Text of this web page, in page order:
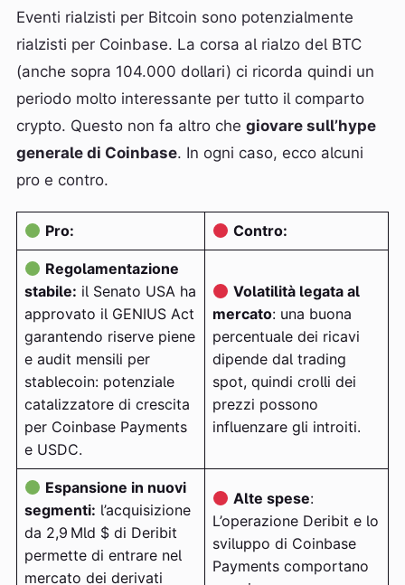
Eventi rialzisti per Bitcoin sono potenzialmente
rialzisti per Coinbase. La corsa al rialzo del BTC
(anche sopra 104.000 dollari) ci ricorda quindi un
periodo molto interessante per tutto il comparto
crypto. Questo non fa altro che giovare sull’hype
generale di Coinbase. In ogni caso, ecco alcuni
pro e contro.
Pro: Contro:
Regolamentazione
stabile: il Senato USA ha
approvato il GENIUS Act
garantendo riserve piene
e audit mensili per
stablecoin: potenziale
catalizzatore di crescita
per Coinbase Payments
e USDC.
Volatilità legata al
mercato: una buona
percentuale dei ricavi
dipende dal trading
spot, quindi crolli dei
prezzi possono
influenzare gli introiti.
Espansione in nuovi
segmenti: l’acquisizione
da 2,9 Mld $ di Deribit
permette di entrare nel
mercato dei derivati
Alte spese:
L’operazione Deribit e lo
sviluppo di Coinbase
Payments comportano